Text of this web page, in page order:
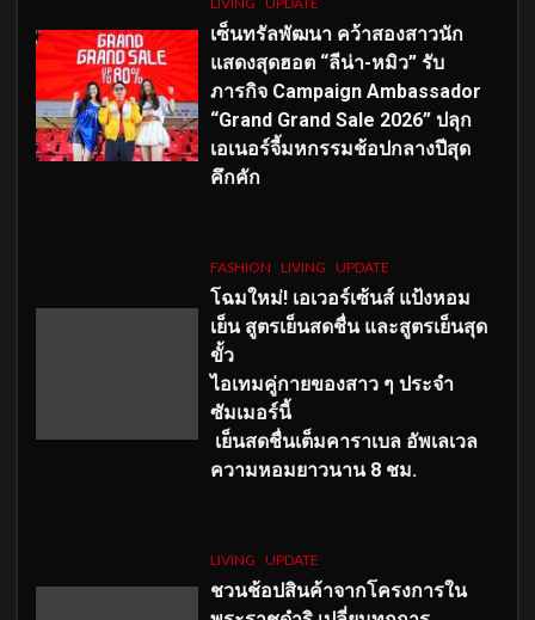
เซ็นทรัลพัฒนา คว้าสองสาวนัก
แสดงสุดฮอต “ลีน่า-หมิว” รับ
ภารกิจ Campaign Ambassador
“Grand Grand Sale 2026” ปลุก
เอเนอร์จี้มหกรรมช้อปกลางปีสุด
คึกคัก
FASHION LIVING UPDATE
โฉมใหม่! เอเวอร์เซ้นส์ แป้งหอม
เย็น สูตรเย็นสดชื่น และสูตรเย็นสุด
ขั้ว
ไอเทมคู่กายของสาว ๆ ประจำ
ซัมเมอร์นี้
เย็นสดชื่นเต็มคาราเบล อัพเลเวล
ความหอมยาวนาน 8 ชม.
LIVING UPDATE
ชวนช้อปสินค้าจากโครงการใน